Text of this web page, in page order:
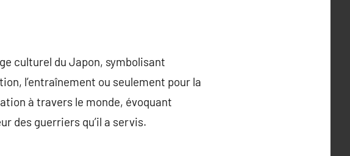
culturel du Japon, symbolisant
l’entraînement ou seulement pour la
à travers le monde, évoquant
des guerriers qu’il a servis.